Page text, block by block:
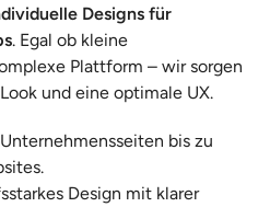
Designs für
. Egal ob kleine
Plattform – wir sorgen
und eine optimale UX.
bis zu
Design mit klarer